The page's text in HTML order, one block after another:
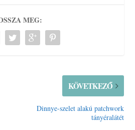
MEG:
KÖVETKEZŐ
Dinnye-szelet alakú patchwork
tányéralátét